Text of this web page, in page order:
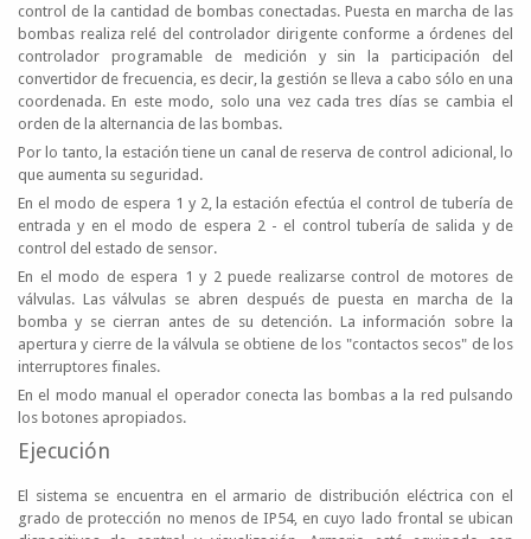
control de la cantidad de bombas conectadas. Puesta en marcha de las
bombas realiza relé del controlador dirigente conforme a órdenes del
controlador programable de medición y sin la participación del
convertidor de frecuencia, es decir, la gestión se lleva a cabo sólo en una
coordenada. En este modo, solo una vez cada tres días se cambia el
orden de la alternancia de las bombas.
Por lo tanto, la estación tiene un canal de reserva de control adicional, lo
que aumenta su seguridad.
En el modo de espera 1 y 2, la estación efectúa el control de tubería de
entrada y en el modo de espera 2 - el control tubería de salida y de
control del estado de sensor.
En el modo de espera 1 y 2 puede realizarse control de motores de
válvulas. Las válvulas se abren después de puesta en marcha de la
bomba y se cierran antes de su detención. La información sobre la
apertura y cierre de la válvula se obtiene de los "contactos secos" de los
interruptores finales.
En el modo manual el operador conecta las bombas a la red pulsando
los botones apropiados.
Ejecución
El sistema se encuentra en el armario de distribución eléctrica con el
grado de protección no menos de IP54, en cuyo lado frontal se ubican